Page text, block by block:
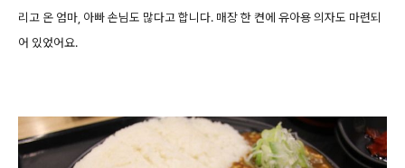
리고 온 엄마, 아빠 손님도 많다고 합니다. 매장 한 켠에 유아용 의자도 마련되
어 있었어요.